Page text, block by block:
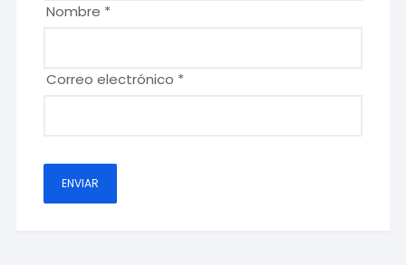
Nombre *
Correo electrónico *